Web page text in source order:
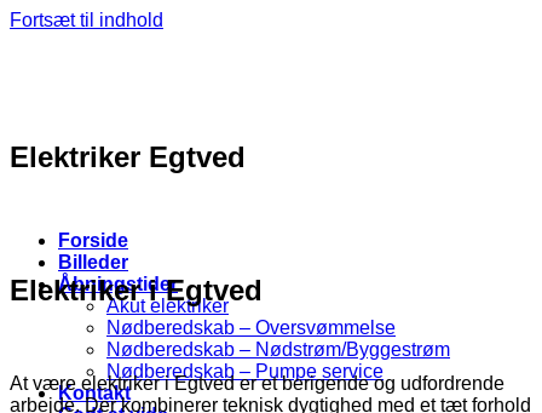
Fortsæt til indhold
Forside
Billeder
Åbningstider
Akut elektriker
Nødberedskab – Oversvømmelse
Nødberedskab – Nødstrøm/Byggestrøm
Nødberedskab – Pumpe service
Kontakt
Elektriker Egtved
Elektriker i Egtved
At være elektriker i Egtved er et berigende og udfordrende
arbejde. Der kombinerer teknisk dygtighed med et tæt forhold